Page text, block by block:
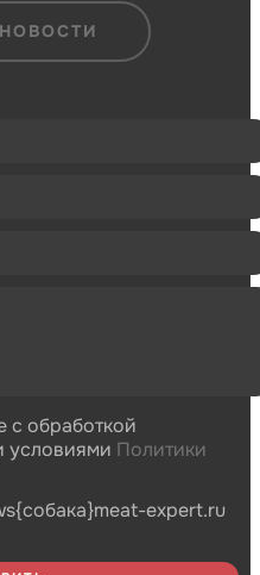
с обработкой
условиями Политики
expert.ru